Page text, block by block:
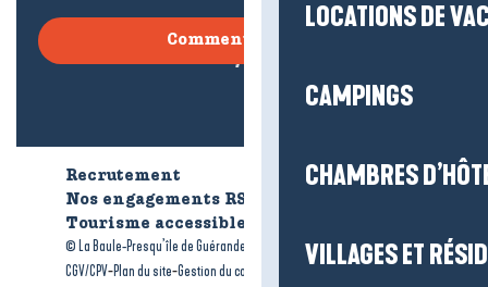
LOCATIONS DE
CAMPINGS
CHAMBRES
VILLAGES ET
Comment venir ?
Recrutement
Qui sommes-nous ?
Nos engagements RSE
Tourisme accessible
© La Baule-Presqu’île de Guérande tourisme Mentions légales-
CGV/CPV-Plan du site-Gestion du consentement -